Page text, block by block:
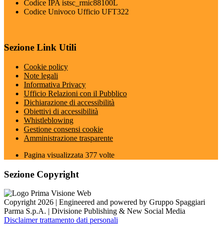
Codice IPA istsc_rmic88100L
Codice Univoco Ufficio UFT322
Sezione Link Utili
Cookie policy
Note legali
Informativa Privacy
Ufficio Relazioni con il Pubblico
Dichiarazione di accessibilità
Obiettivi di accessibilità
Whistleblowing
Gestione consensi cookie
Amministrazione trasparente
Pagina visualizzata 377 volte
Sezione Copyright
Copyright 2026 | Engineered and powered by Gruppo Spaggiari
Parma S.p.A. | Divisione Publishing & New Social Media
Disclaimer trattamento dati personali